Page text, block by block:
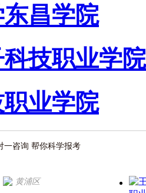
昌学院
技职业学院
业学院
一咨询 帮你科学报考
黄浦区